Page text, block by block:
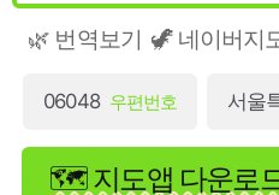
🌿 번역보기 🦖 네이버지
06048 우편번호 서울
🗺️ 지도앱 다운로